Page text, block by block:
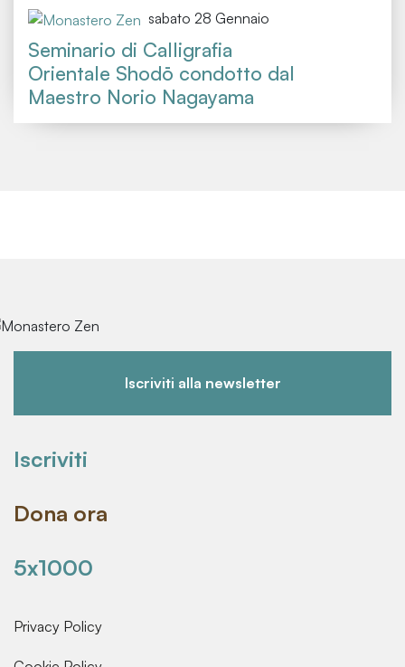
sabato 28 Gennaio
Seminario di Calligrafia
Orientale Shodō condotto dal
Maestro Norio Nagayama
Iscriviti alla newsletter
Iscriviti
Dona ora
5x1000
Privacy Policy